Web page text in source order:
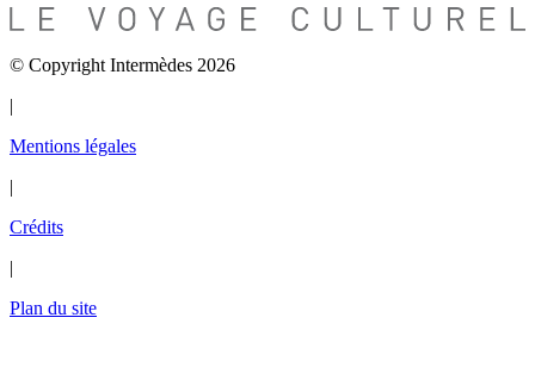
© Copyright Intermèdes 2026
|
Mentions légales
|
Crédits
|
Plan du site